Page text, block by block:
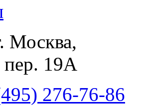
Москва,
19А
276-76-86